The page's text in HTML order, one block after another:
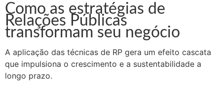
Como as estratégias de
Relações Públicas
transformam seu negócio
A aplicação das técnicas de RP gera um efeito cascata
que impulsiona o crescimento e a sustentabilidade a
longo prazo.